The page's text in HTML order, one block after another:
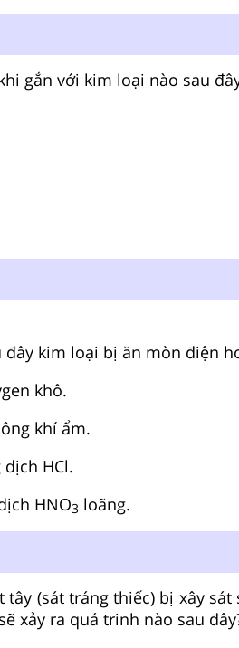
gắn với kim loại nào sau
kim loại bị ăn mòn điện
khô.
khí ẩm.
HCl.
HNO3 loãng.
tây (sát tráng thiếc) bị xây
xảy ra quá trinh nào sau